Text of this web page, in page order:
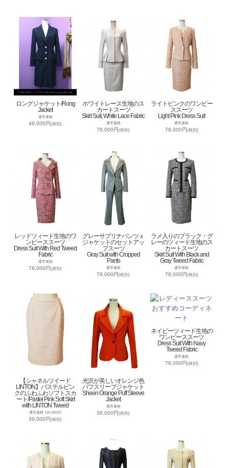
ロングジャケット/Rong
Jacket
通常価格
49,000円(税別)
ホワイトレース生地のス
カートスーツ
Skirt Suit, White Lace Fabric
通常価格
78,000円(税別)
ライトピンクのワンピー
ススーツ
Light Pink Dress Suit
通常価格
78,000円(税別)
レッドツィード生地のワ
ンピーススーツ
Dress Suit With Red Tweed
Fabric
通常価格
78,000円(税別)
グレーサブリナパンツｘ
ジャケットのセットアッ
プスーツ
Gray Suit with Cropped
Pants
通常価格
78,000円(税別)
ラメ入りのブラック・グ
レーのツィード生地のス
カートスーツ
Skirt Suit With Black and
Gray Tweed Fabric
通常価格
78,000円(税別)
【シャネルツイード
LINTON】パステルピン
クのふわふわソフトスカ
ート/Pastel Pink Soft Skirt
with LINTON Tweed
通常価格 120,000円
39,000円(税別)
光沢が美しいオレンジ色
パフスリーブジャケット
Sheen Orange Puff Sleeve
Jacket
通常価格
39,000円(税別)
ネイビーツィード生地の
ワンピーススーツ
Dress Suit With Navy
Tweed Fabric
通常価格
78,000円(税別)